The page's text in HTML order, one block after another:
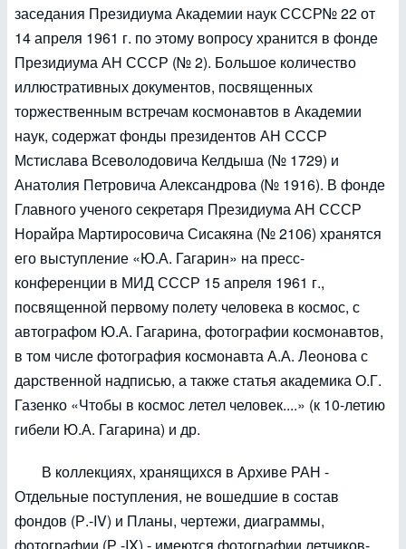
заседания Президиума Академии наук СССР№ 22 от
14 апреля 1961 г. по этому вопросу хранится в фонде
Президиума АН СССР (№ 2). Большое количество
иллюстративных документов, посвященных
торжественным встречам космонавтов в Академии
наук, содержат фонды президентов АН СССР
Мстислава Всеволодовича Келдыша (№ 1729) и
Анатолия Петровича Александрова (№ 1916). В фонде
Главного ученого секретаря Президиума АН СССР
Норайра Мартиросовича Сисакяна (№ 2106) хранятся
его выступление «Ю.А. Гагарин» на пресс-
конференции в МИД СССР 15 апреля 1961 г.,
посвященной первому полету человека в космос, с
автографом Ю.А. Гагарина, фотографии космонавтов,
в том числе фотография космонавта А.А. Леонова с
дарственной надписью, а также статья академика О.Г.
Газенко «Чтобы в космос летел человек....» (к 10-летию
гибели Ю.А. Гагарина) и др.
В коллекциях, хранящихся в Архиве РАН -
Отдельные поступления, не вошедшие в состав
фондов (Р.-IV) и Планы, чертежи, диаграммы,